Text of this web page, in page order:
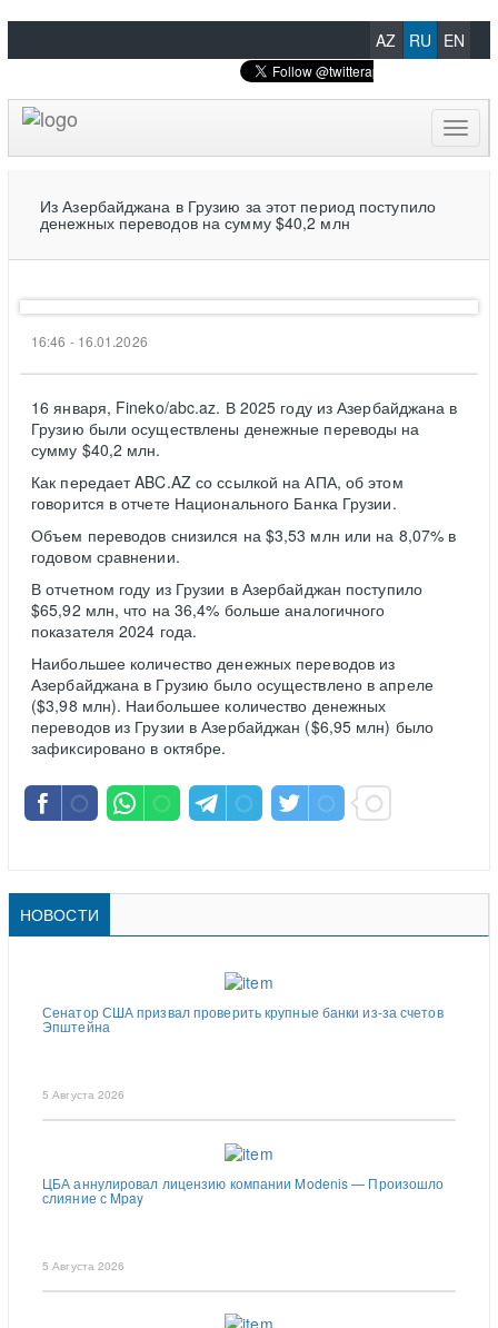
AZ RU EN
Из Азербайджана в Грузию за этот период поступило
денежных переводов на сумму $40,2 млн
16:46 - 16.01.2026
16 января, Fineko/abc.az. В 2025 году из Азербайджана в
Грузию были осуществлены денежные переводы на
сумму $40,2 млн.
Как передает ABC.AZ со ссылкой на АПА, об этом
говорится в отчете Национального Банка Грузии.
Объем переводов снизился на $3,53 млн или на 8,07% в
годовом сравнении.
В отчетном году из Грузии в Азербайджан поступило
$65,92 млн, что на 36,4% больше аналогичного
показателя 2024 года.
Наибольшее количество денежных переводов из
Азербайджана в Грузию было осуществлено в апреле
($3,98 млн). Наибольшее количество денежных
переводов из Грузии в Азербайджан ($6,95 млн) было
зафиксировано в октябре.
НОВОСТИ
Сенатор США призвал проверить крупные банки из-за счетов
Эпштейна
5 Августа 2026
ЦБА аннулировал лицензию компании Modenis — Произошло
слияние с Mpay
5 Августа 2026